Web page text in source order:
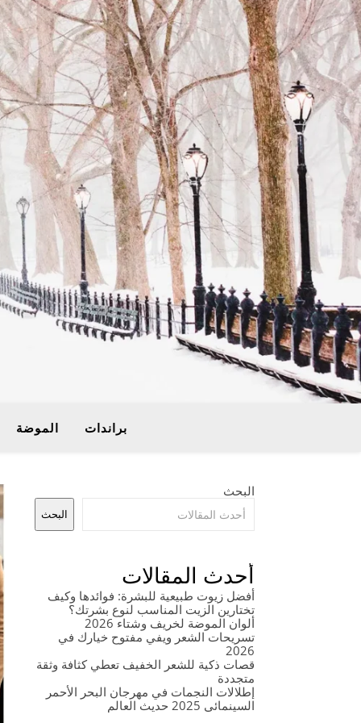
براندات الموضة
البحث
البحث
أحدث المقالات
أفضل زيوت طبيعية للبشرة: فوائدها وكيف
تختارين الزيت المناسب لنوع بشرتك؟
ألوان الموضة لخريف وشتاء 2026
تسريحات الشعر ويفي مفتوح خيارك في
2026
قصات ذكية للشعر الخفيف تعطي كثافة وثقة
متجددة
إطلالات النجمات في مهرجان البحر الأحمر
السينمائي 2025 حديث العالم